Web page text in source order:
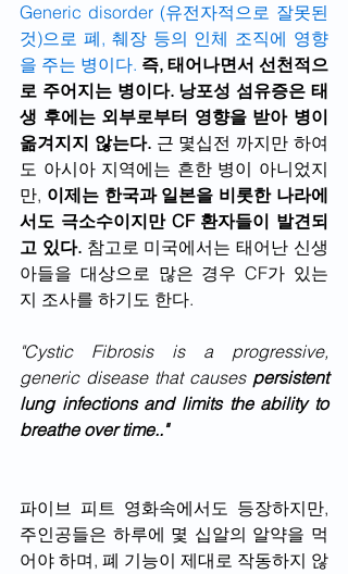
Generic disorder (유전자적으로 잘못된
것)으로 폐, 췌장 등의 인체 조직에 영향
을 주는 병이다. 즉, 태어나면서 선천적으
로 주어지는 병이다. 낭포성 섬유증은 태
생 후에는 외부로부터 영향을 받아 병이
옮겨지지 않는다. 근 몇십전 까지만 하여
도 아시아 지역에는 흔한 병이 아니었지
만, 이제는 한국과 일본을 비롯한 나라에
서도 극소수이지만 CF 환자들이 발견되
고 있다. 참고로 미국에서는 태어난 신생
아들을 대상으로 많은 경우 CF가 있는
지 조사를 하기도 한다.
"Cystic Fibrosis is a progressive,
generic disease that causes persistent
lung infections and limits the ability to
breathe over time.."
파이브 피트 영화속에서도 등장하지만,
주인공들은 하루에 몇 십알의 알약을 먹
어야 하며, 폐 기능이 제대로 작동하지 않